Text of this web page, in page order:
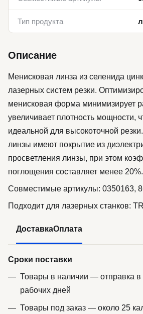
Тип продукта
Описание
Менисковая линза из селенида
лазерных систем резки.
менисковая форма минимизирует
увеличивает плотность мощности,
идеальной для высокоточной
линзы имеют покрытие из
просветления линзы, при этом
поглощения составляет менее 20%.
Совместимые артикулы: 0350163,
Подходит для лазерных станков:
ДоставкаОплата
Сроки поставки
Товары в наличии — отправка в
рабочих дней
Товары под заказ — около 25